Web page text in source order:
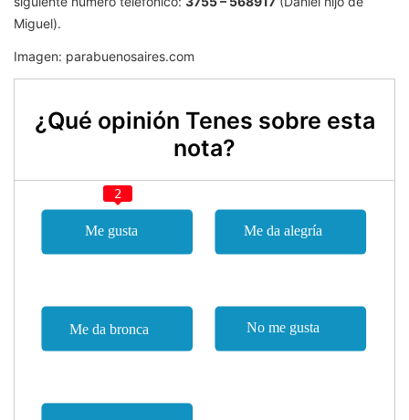
Miguel).
Imagen: parabuenosaires.com
¿Qué opinión Tenes sobre esta
nota?
2